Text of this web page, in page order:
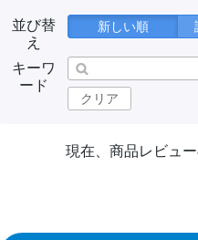
並び替
え
新しい順
キーワ
ード
クリア
現在、商品レビュ